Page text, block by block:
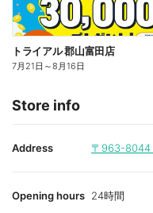
トライアル 郡山富田店
7月21日 ～8月16日
Store info
Address 〒963-8044
Opening hours 24時間